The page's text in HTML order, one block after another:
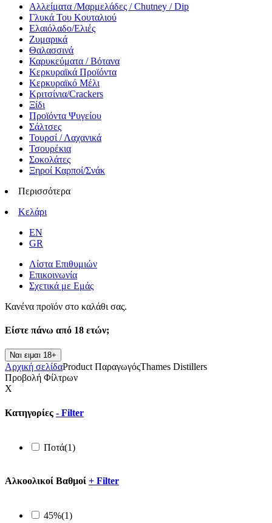
Αλλείματα /Μαρμελάδες / Chutney / Dip
Γλυκά Του Κουταλιού
Ελαιόλαδο/Ελιές
Ζυμαρικά
Θαλασσινά
Καρυκεύματα / Βότανα
Κερκυραϊκά Προϊόντα
Κερκυραϊκό Μέλι
Κριτσίνια/Crackers
Ξίδι
Προϊόντα Ψυγείου
Σάλτσες
Τουρσί / Λαχανικά
Τσουρέκια
Σοκολάτες
Ξηροί Καρποί/Σνάκ
Περισσότερα
Κελάρι
EN
GR
Λίστα Επιθυμιών
Επικοινωνία
Σχετικά με Εμάς
Κανένα προϊόν στο καλάθι σας.
Είστε πάνω από 18 ετών;
Ναι ειμαι 18+
Αρχική σελίδαProduct ΠαραγωγόςThames Distillers
Προβολή Φίλτρων
X
Κατηγορίες - Filter
Ποτά(1)
Αλκοολικοί Βαθμοί + Filter
45%(1)